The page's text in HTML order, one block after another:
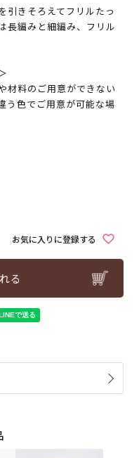
引きそろえてフリルたっ
長編みと細編み、フリル
材料のご用意ができない
う色でご用意が可能な場
お気に入りに登録する
る